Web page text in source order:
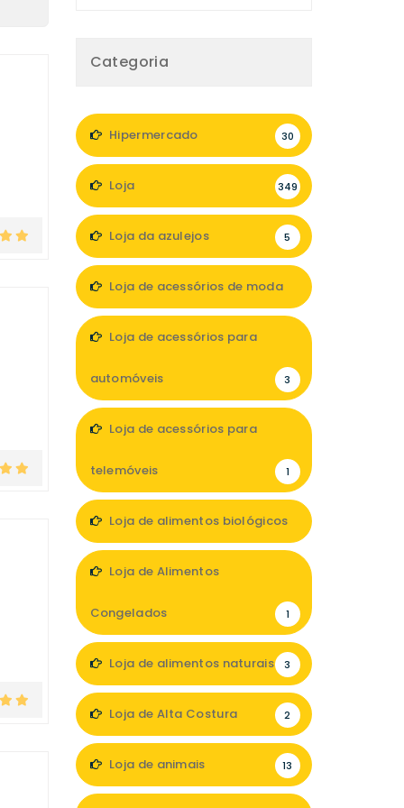
Categoria
Hipermercado 30
Loja 349
Loja da azulejos 5
Loja de acessórios de moda
Loja de acessórios para
automóveis 3
Loja de acessórios para
telemóveis 1
Loja de alimentos biológicos
Loja de Alimentos
Congelados 1
Loja de alimentos naturais 3
Loja de Alta Costura 2
Loja de animais 13